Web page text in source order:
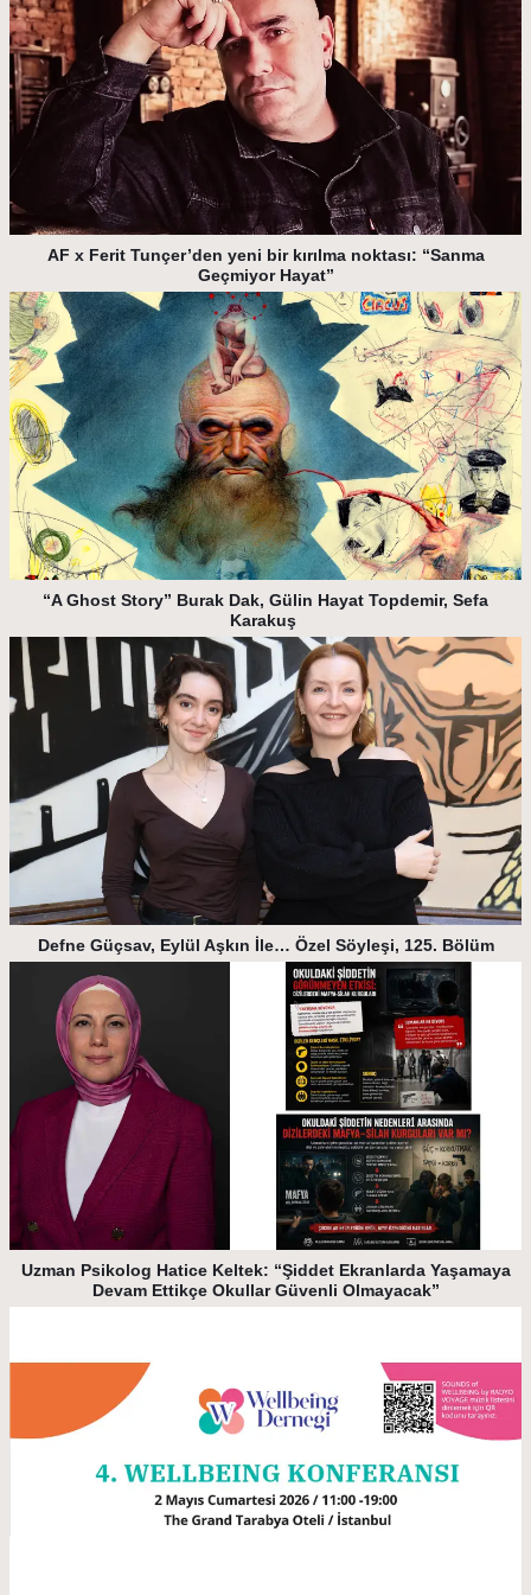
AF x Ferit Tunçer’den yeni bir kırılma noktası: “Sanma
Geçmiyor Hayat”
“A Ghost Story” Burak Dak, Gülin Hayat Topdemir, Sefa
Karakuş
Defne Güçsav, Eylül Aşkın İle… Özel Söyleşi, 125. Bölüm
Uzman Psikolog Hatice Keltek: “Şiddet Ekranlarda Yaşamaya
Devam Ettikçe Okullar Güvenli Olmayacak”